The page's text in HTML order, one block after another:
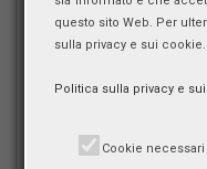
questo sito Web. Per
sulla privacy e sui cookie.
Politica sulla privacy e
Cookie necessari